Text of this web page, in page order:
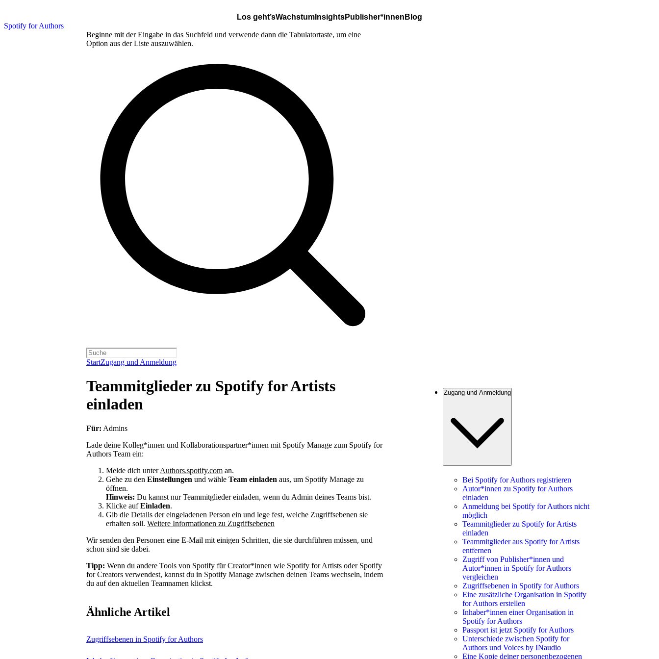
Spotify for Authors
Los geht’sWachstum InsightsPublisher*innen Blog
Beginne mit der Eingabe in das Suchfeld und verwende dann die Tabulatortaste, um eine
Option aus der Liste auszuwählen.
StartZugang und Anmeldung
Teammitglieder zu Spotify for Artists
einladen
Für: Admins
Lade deine Kolleg*innen und Kollaborationspartner*innen mit Spotify Manage zum Spotify for
Authors Team ein:
Melde dich unterAuthors.spotify.com an.
Gehe zu den Einstellungen und wähle Team einladen aus, um Spotify Manage zu
öffnen.
Hinweis: Du kannst nur Teammitglieder einladen, wenn du Admin deines Teams bist.
Klicke aufEinladen.
Gib die Details der eingeladenen Person ein und lege fest, welche Zugriffsebenen sie
erhalten soll. Weitere Informationen zu Zugriffsebenen
Wir senden den Personen eine E-Mail mit einigen Schritten, die sie durchführen müssen, und
schon sind sie dabei.
Tipp: Wenn du andere Tools von Spotify für Creator*innen wie Spotify for Artists oder Spotify
for Creators verwendest, kannst du in Spotify Manage zwischen deinen Teams wechseln, indem
du auf den aktuellen Teamnamen klickst.
Ähnliche Artikel
Zugriffsebenen in Spotify for Authors
Zugang und Anmeldung
Bei Spotify for Authors registrieren
Autor*innen zu Spotify for Authors
einladen
Anmeldung bei Spotify for Authors nicht
möglich
Teammitglieder zu Spotify for Artists
einladen
Teammitglieder aus Spotify for Artists
entfernen
Zugriff von Publisher*innen und
Autor*innen in Spotify for Authors
vergleichen
Zugriffsebenen in Spotify for Authors
Eine zusätzliche Organisation in Spotify
for Authors erstellen
Inhaber*innen einer Organisation in
Spotify for Authors
Passport ist jetzt Spotify for Authors
Unterschiede zwischen Spotify for
Authors und Voices by INaudio
Eine Kopie deiner personenbezogenen